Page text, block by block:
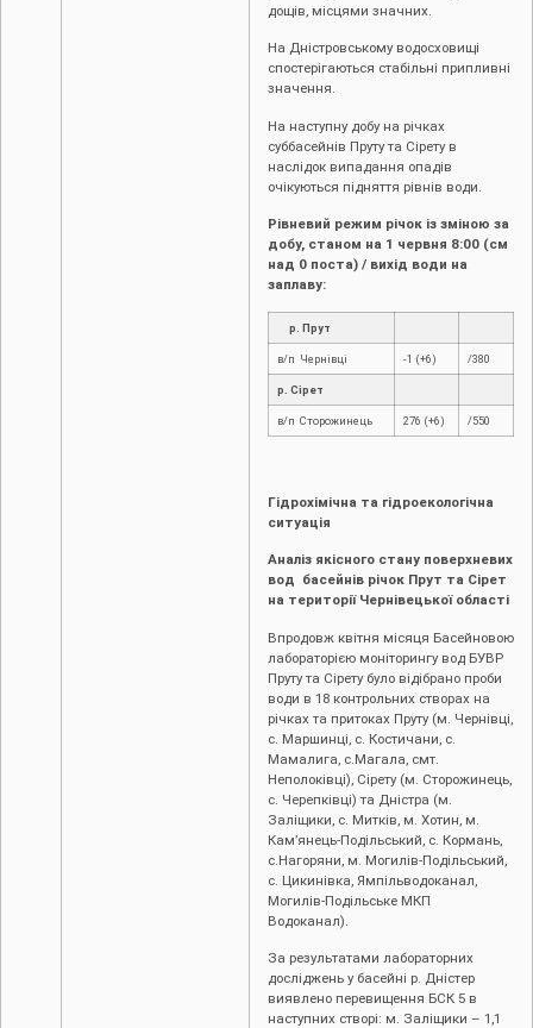
дощів, місцями значних.
На Дністровському водосховищі
спостерігаються стабільні припливні
значення.
На наступну добу на річках
суббасейнів Пруту та Сірету в
наслідок випадання опадів
очікуються підняття рівнів води.
Рівневий режим річок із зміною за
добу, станом на 1 червня 8:00 (см
над 0 поста) / вихід води на
заплаву:
р. Прут
в/п Чернівці -1 (+6) /380
р. Сірет
в/п Сторожинець 276 (+6) /550
Гідрохімічна та гідроекологічна
ситуація
Аналіз якісного стану поверхневих
вод басейнів річок Прут та Сірет
на території Чернівецької області
Впродовж квітня місяця Басейновою
лабораторією моніторингу вод БУВР
Пруту та Сірету було відібрано проби
води в 18 контрольних створах на
річках та притоках Пруту (м. Чернівці,
c. Маршинці, с. Костичани, с.
Мамалига, с.Магала, смт.
Неполоківці), Сірету (м. Сторожинець,
с. Черепківці) та Дністра (м.
Заліщики, с. Митків, м. Хотин, м.
Кам’янець-Подільський, с. Кормань,
с.Нагоряни, м. Могилів-Подільський,
с. Цикинівка, Ямпільводоканал,
Могилів-Подільське МКП
Водоканал).
За результатами лабораторних
досліджень у басейні р. Дністер
виявлено перевищення БСК 5 в
наступних створі: м. Заліщики – 1,1